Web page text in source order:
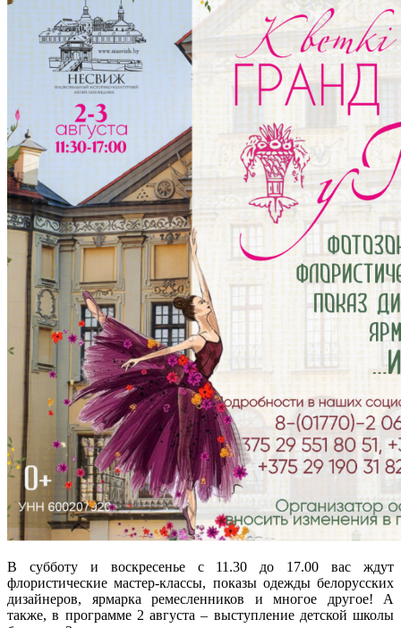
В субботу и воскресенье с 11.30 до 17.00 вас ждут
флористические мастер-классы, показы одежды белорусских
дизайнеров, ярмарка ремесленников и многое другое! А
также, в программе 2 августа – выступление детской школы